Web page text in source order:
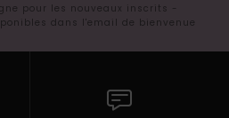
pour les nouveaux inscrits -
dans l'email de bienvenue